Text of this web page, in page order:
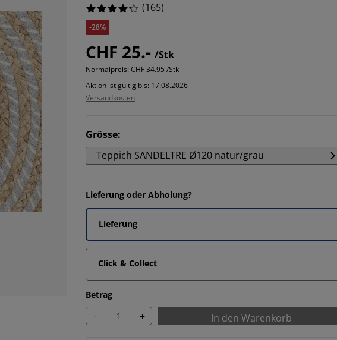
(165)
-28%
CHF 25.- /Stk
Normalpreis: CHF 34.95 /Stk
Aktion ist gültig bis: 17.08.2026
Versandkosten
Grösse:
Teppich SANDELTRE Ø120 natur/grau
Lieferung oder Abholung?
Lieferung
Click & Collect
Betrag
- + In den Warenkorb
64.84848484848484%
12.121212121212121%
6.666666666666667%
6.0606060606060606%
10.303030303030303%